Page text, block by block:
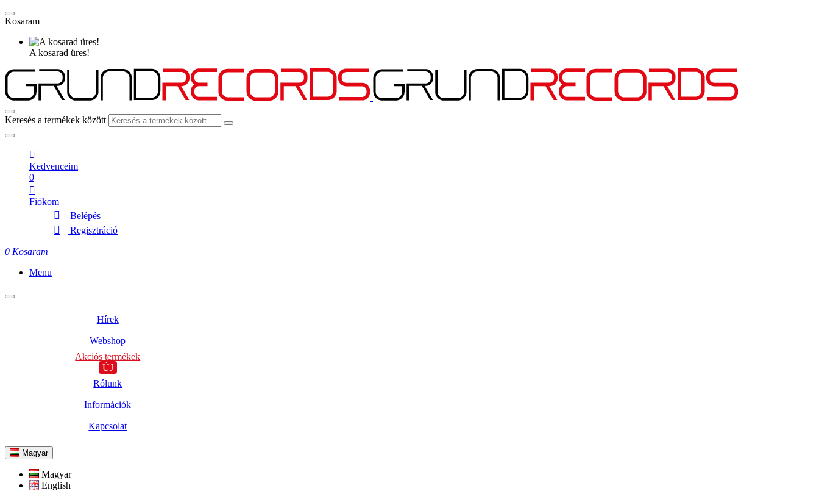
Kosaram
A kosarad üres!
Keresés a termékek között
Kedvenceim
0
Fiókom
Belépés
Regisztráció
0 Kosaram
Menu
Hírek
Webshop
Akciós termékek
ÚJ
Rólunk
Információk
Kapcsolat
Magyar
Magyar
English